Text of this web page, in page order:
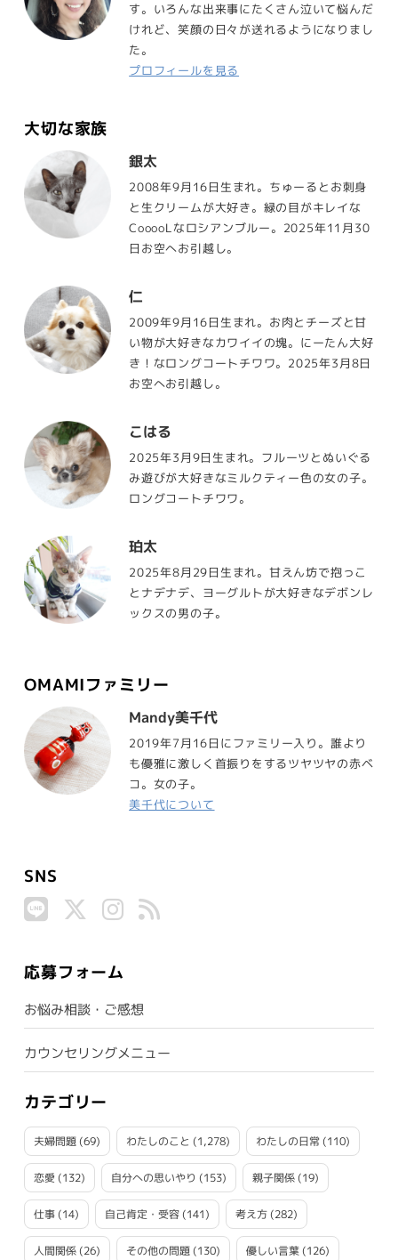
す。いろんな出来事にたくさん泣いて悩んだ
けれど、笑顔の日々が送れるようになりまし
た。
プロフィールを見る
大切な家族
銀太
2008年9月16日生まれ。ちゅーるとお刺身
と生クリームが大好き。緑の目がキレイな
CooooLなロシアンブルー。2025年11月30
日お空へお引越し。
仁
2009年9月16日生まれ。お肉とチーズと甘
い物が大好きなカワイイの塊。にーたん大好
き！なロングコートチワワ。2025年3月8日
お空へお引越し。
こはる
2025年3月9日生まれ。フルーツとぬいぐる
み遊びが大好きなミルクティー色の女の子。
ロングコートチワワ。
珀太
2025年8月29日生まれ。甘えん坊で抱っこ
とナデナデ、ヨーグルトが大好きなデボンレ
ックスの男の子。
OMAMIファミリー
Mandy美千代
2019年7月16日にファミリー入り。誰より
も優雅に激しく首振りをするツヤツヤの赤ベ
コ。女の子。
美千代について
SNS
応募フォーム
お悩み相談・ご感想
カウンセリングメニュー
カテゴリー
夫婦問題(69) わたしのこと (1,278) わたしの日常(110)
恋愛 (132) 自分への思いやり (153) 親子関係(19)
仕事(14) 自己肯定・受容(141) 考え方(282)
人間関係(26) その他の問題(130) 優しい言葉(126)